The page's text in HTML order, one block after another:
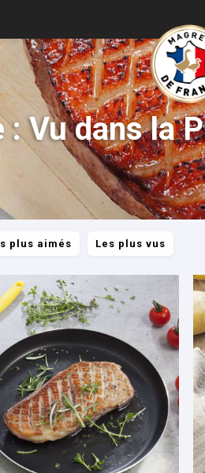
: Vu dans la
plus aimés Les plus vus